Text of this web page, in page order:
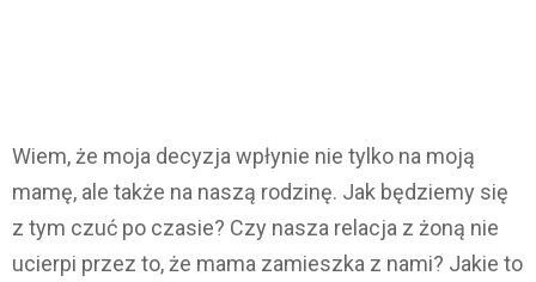
Wiem, że moja decyzja wpłynie nie tylko na moją
mamę, ale także na naszą rodzinę. Jak będziemy się
z tym czuć po czasie? Czy nasza relacja z żoną nie
ucierpi przez to, że mama zamieszka z nami? Jakie to